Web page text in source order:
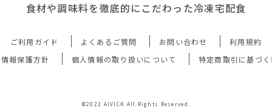
食材や調味料を徹底的にこだわった冷凍宅配食
ご利用ガイド よくあるご質問 お問い合わせ
利用規約
報保護方針
個人情報の取り扱いについて 特定商取引に基づ
©2022 AIVICK All Rights Reserved.